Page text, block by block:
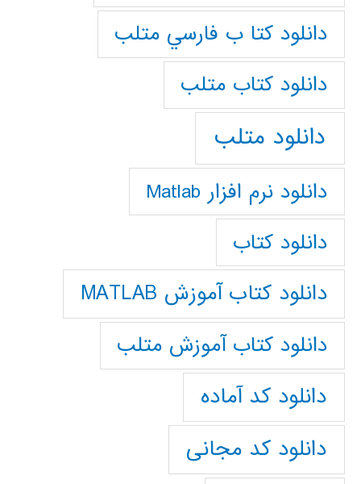
دانلود كتا ب فارسي متلب
دانلود كتاب متلب
دانلود متلب
دانلود نرم افزار Matlab
دانلود کتاب
دانلود کتاب آموزش MATLAB
دانلود کتاب آموزش متلب
دانلود کد آماده
دانلود کد مجانی